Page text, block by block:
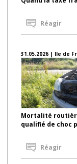
Réagir
31.05.2026 | Ile de
Mortalité
qualifié de choc
Réagir